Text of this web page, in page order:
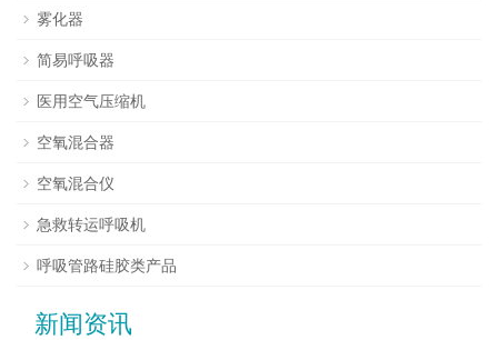
雾化器
简易呼吸器
医用空气压缩机
空氧混合器
空氧混合仪
急救转运呼吸机
呼吸管路硅胶类产品
新闻资讯